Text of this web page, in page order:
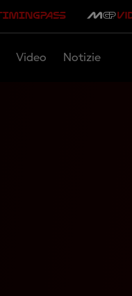
Video Notizie